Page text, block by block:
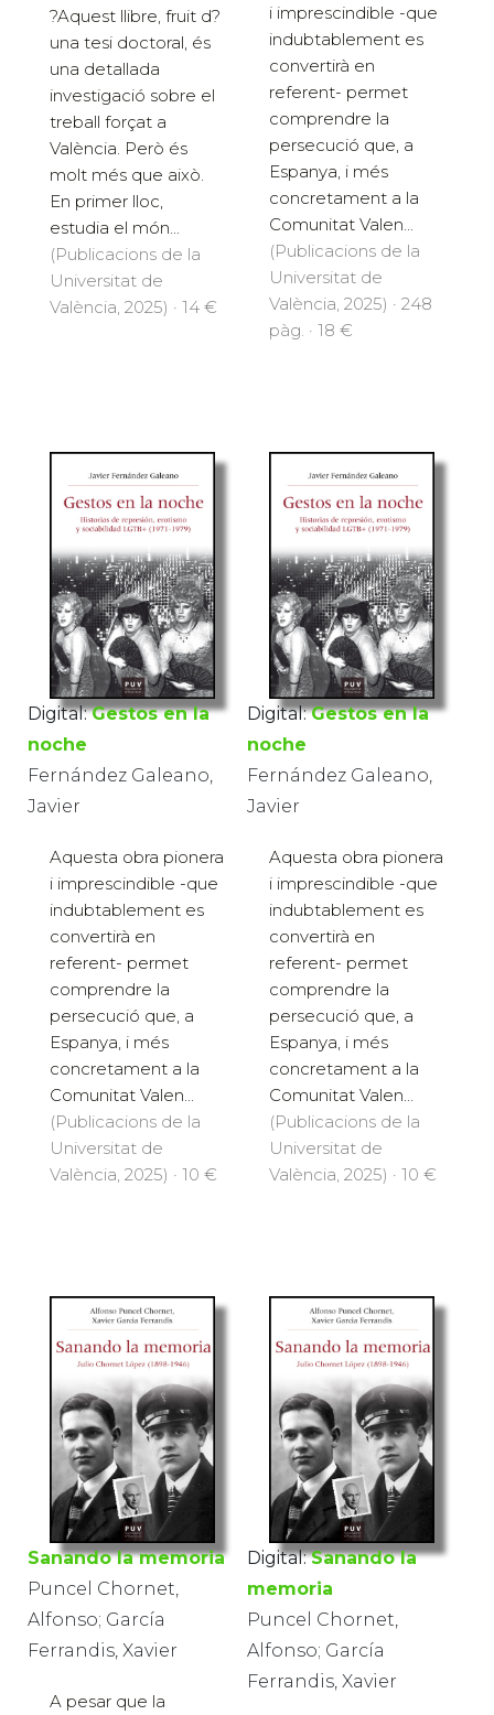
?Aquest llibre, fruit d?
una tesi doctoral, és
una detallada
investigació sobre el
treball forçat a
València. Però és
molt més que això.
En primer lloc,
estudia el món...
(Publicacions de la
Universitat de
València, 2025) · 14 €
i imprescindible -que
indubtablement es
convertirà en
referent- permet
comprendre la
persecució que, a
Espanya, i més
concretament a la
Comunitat Valen...
(Publicacions de la
Universitat de
València, 2025) · 248
pàg. · 18 €
Digital: Gestos en la
noche
Fernández Galeano,
Javier
Aquesta obra pionera
i imprescindible -que
indubtablement es
convertirà en
referent- permet
comprendre la
persecució que, a
Espanya, i més
concretament a la
Comunitat Valen...
(Publicacions de la
Universitat de
València, 2025) · 10 €
Digital: Gestos en la
noche
Fernández Galeano,
Javier
Aquesta obra pionera
i imprescindible -que
indubtablement es
convertirà en
referent- permet
comprendre la
persecució que, a
Espanya, i més
concretament a la
Comunitat Valen...
(Publicacions de la
Universitat de
València, 2025) · 10 €
Sanando la memoria
Puncel Chornet,
Alfonso; García
Ferrandis, Xavier
A pesar que la
Digital: Sanando la
memoria
Puncel Chornet,
Alfonso; García
Ferrandis, Xavier